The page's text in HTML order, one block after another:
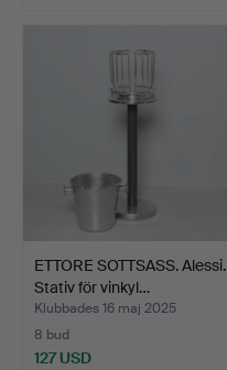
ETTORE SOTTSASS. Alessi.
Stativ för vinkyl…
Klubbades 16 maj 2025
8 bud
127 USD